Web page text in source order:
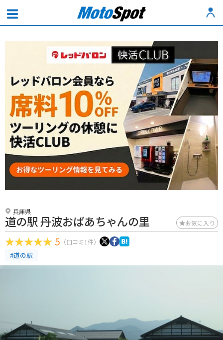
兵庫県
道の駅 丹波おばあちゃんの里 お気に入り
5 （口コミ1件）
#道の駅